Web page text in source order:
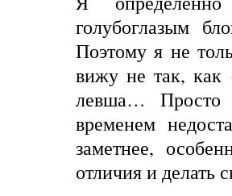
голубоглазым
Поэтому я не
вижу не так, как
левша… Просто
временем
заметнее,
отличия и делать